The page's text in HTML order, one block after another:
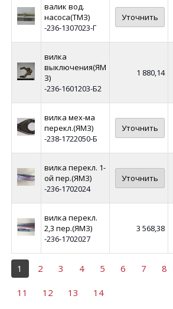
валик вод.
насоса(ТМЗ)
-236-1307023-Г
Уточнить
вилка
выключения(ЯМ
З)
-236-1601203-Б2
1 880,14
вилка мех-ма
перекл.(ЯМЗ)
-238-1722050-Б
Уточнить
вилка перекл. 1-
ой пер.(ЯМЗ)
-236-1702024
Уточнить
вилка перекл.
2,3 пер.(ЯМЗ)
-236-1702027
3 568,38
1 2 3 4 5 6 7 8
11 12 13 14